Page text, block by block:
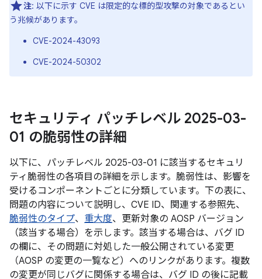
注: 以下に示す CVE は限定的な標的型攻撃の対象であるとい
う兆候があります。
CVE-2024-43093
CVE-2024-50302
セキュリティ パッチレベル 2025-03-
01 の脆弱性の詳細
以下に、パッチレベル 2025-03-01 に該当するセキュリ
ティ脆弱性の各項目の詳細を示します。脆弱性は、影響を
受けるコンポーネントごとに分類しています。下の表に、
問題の内容について説明し、CVE ID、関連する参照先、
脆弱性のタイプ、 重大度、更新対象の AOSP バージョン
（該当する場合）を示します。該当する場合は、バグ ID
の欄に、その問題に対処した一般公開されている変更
（AOSP の変更の一覧など）へのリンクがあります。複数
の変更が同じバグに関係する場合は、バグ ID の後に記載